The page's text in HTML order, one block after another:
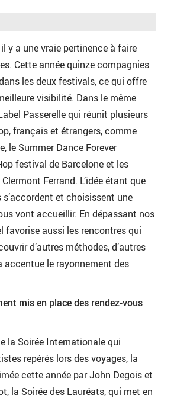
y a une vraie pertinence à faire
Cette année quinze compagnies
les deux festivals, ce qui offre
visibilité. Dans le même
Passerelle qui réunit plusieurs
français et étrangers, comme
le Summer Dance Forever
festival de Barcelone et les
Ferrand. L’idée étant que
et choisissent une
vont accueillir. En dépassant nos
favorise aussi les rencontres qui
d’autres méthodes, d’autres
accentue le rayonnement des
mis en place des rendez-vous
la Soirée Internationale qui
repérés lors des voyages, la
cette année par John Degois et
la Soirée des Lauréats, qui met en